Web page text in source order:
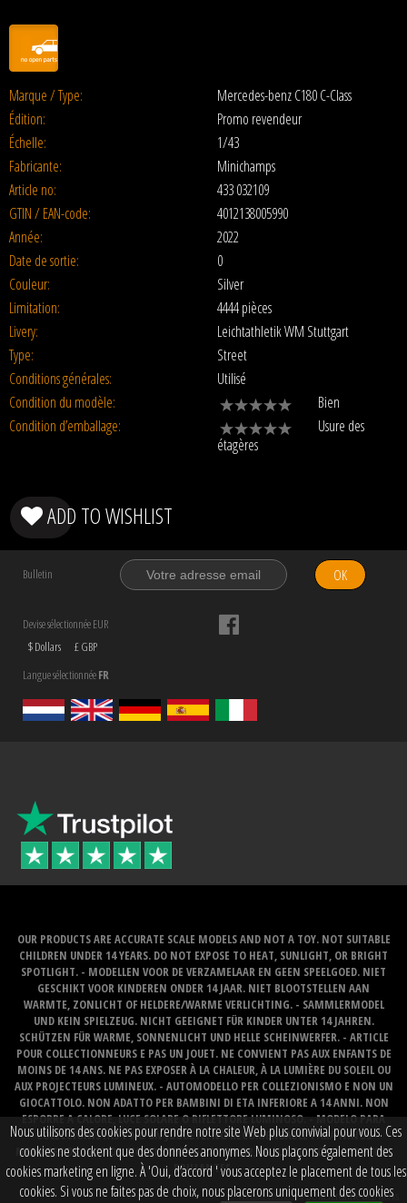
Marque / Type:
Mercedes-benz C180 C-Class
Édition:
Promo revendeur
Échelle:
1/43
Fabricante:
Minichamps
Article no:
433 032109
GTIN / EAN-code:
4012138005990
Année:
2022
Date de sortie:
0
Couleur:
Silver
Limitation:
4444 pièces
Livery:
Leichtathletik WM Stuttgart
Type:
Street
Conditions générales:
Utilisé
Condition du modèle:
Bien
Condition d’emballage:
Usure des
étagères
ADD TO WISHLIST
Bulletin OK
Devise sélectionnée EUR
$ Dollars
£ GBP
Langue sélectionnéeFR
OUR PRODUCTS ARE ACCURATE SCALE MODELS AND NOT A TOY. NOT SUITABLE
CHILDREN UNDER 14 YEARS. DO NOT EXPOSE TO HEAT, SUNLIGHT, OR BRIGHT
SPOTLIGHT. - MODELLEN VOOR DE VERZAMELAAR EN GEEN SPEELGOED. NIET
GESCHIKT VOOR KINDEREN ONDER 14 JAAR. NIET BLOOTSTELLEN AAN
WARMTE, ZONLICHT OF HELDERE/WARME VERLICHTING. - SAMMLERMODEL
UND KEIN SPIELZEUG. NICHT GEEIGNET FÜR KINDER UNTER 14 JAHREN.
SCHÜTZEN FÜR WARME, SONNENLICHT UND HELLE SCHEINWERFER. - ARTICLE
POUR COLLECTIONNEURS E PAS UN JOUET. NE CONVIENT PAS AUX ENFANTS DE
MOINS DE 14 ANS. NE PAS EXPOSER À LA CHALEUR, À LA LUMIÈRE DU SOLEIL OU
AUX PROJECTEURS LUMINEUX. - AUTOMODELLO PER COLLEZIONISMO E NON UN
GIOCATTOLO. NON ADATTO PER BAMBINI DI ETA INFERIORE A 14 ANNI. NON
ESPORRE A CALORE, LUCE SOLARE O RIFLETTORE LUMINOSO. - MODELO PARA
COLECCIONISTAS Y NO UN JUGUETE. NO RECOMENDABLE PARA NINOS
MENORES DE 14 ANOS. NO LO EXPONGA AL CALOR, LA LUZ DEL SOL O LOS FOCOS
BRILLANTES.
Website created byBOMS creative web works
Nous utilisons des cookies pour rendre notre site Web plus convivial pour vous. Ces
cookies ne stockent que des données anonymes. Nous plaçons également des
cookies marketing en ligne. À 'Oui, d’accord ' vous acceptez le placement de tous les
cookies. Si vous ne faites pas de choix, nous placerons uniquement des cookies